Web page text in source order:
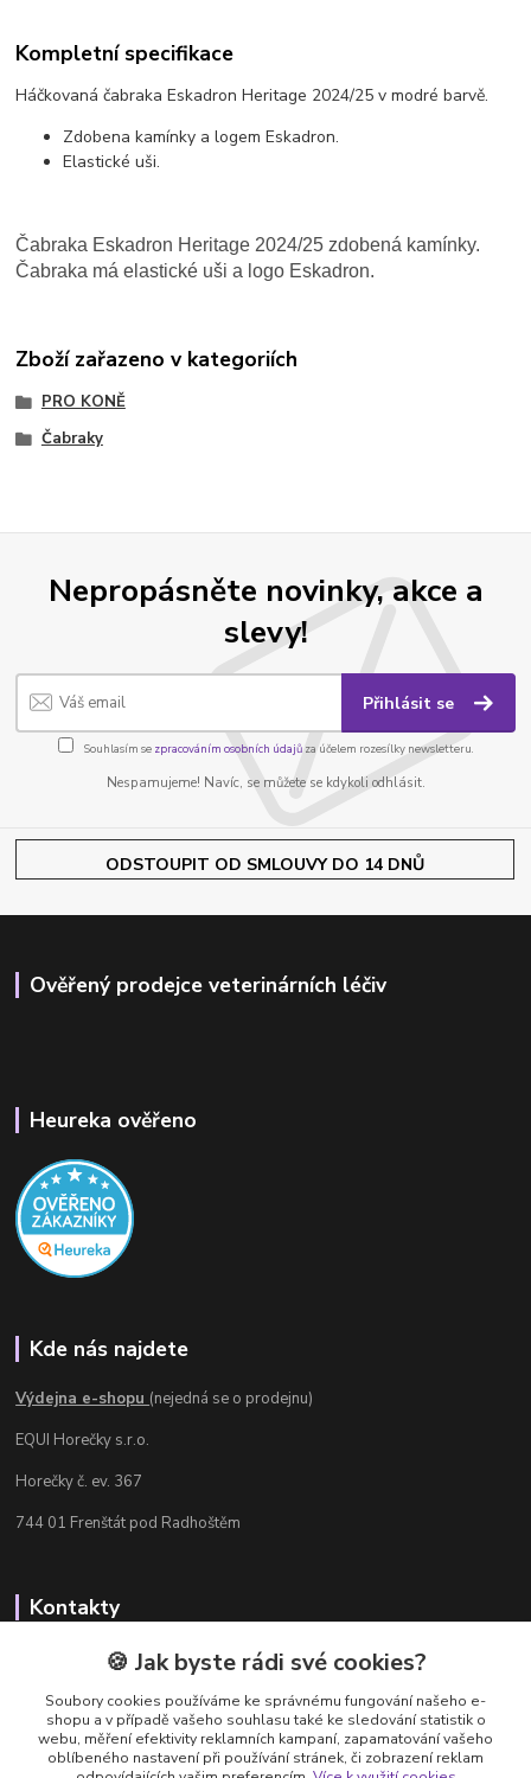
Kompletní specifikace
Háčkovaná čabraka Eskadron Heritage 2024/25 v modré barvě.
Zdobena kamínky a logem Eskadron.
Elastické uši.
Čabraka Eskadron Heritage 2024/25 zdobená kamínky.
Čabraka má elastické uši a logo Eskadron.
Zboží zařazeno v kategoriích
PRO KONĚ
Čabraky
Nepropásněte novinky, akce a
slevy!
Přihlásit se
Souhlasím se zpracováním osobních údajůza účelem rozesílky newsletteru.
Nespamujeme! Navíc, se můžete se kdykoli odhlásit.
ODSTOUPIT OD SMLOUVY DO 14 DNŮ
Ověřený prodejce veterinárních léčiv
Heureka ověřeno
Kde nás najdete
Výdejna e-shopu (nejedná se o prodejnu)
EQUI Horečky s.r.o.
Horečky č. ev. 367
744 01 Frenštát pod Radhoštěm
Kontakty
Radka Chamrádová
+420 737 484 708
Výdejna e-shopu: Po-Ne, 8-20 hod.
info@equi-horecky.cz
🍪 Jak byste rádi své cookies?
Soubory cookies používáme ke správnému fungování našeho e-
shopu a v případě vašeho souhlasu také ke sledování statistik o
webu, měření efektivity reklamních kampaní, zapamatování vašeho
oblíbeného nastavení při používání stránek, či zobrazení reklam